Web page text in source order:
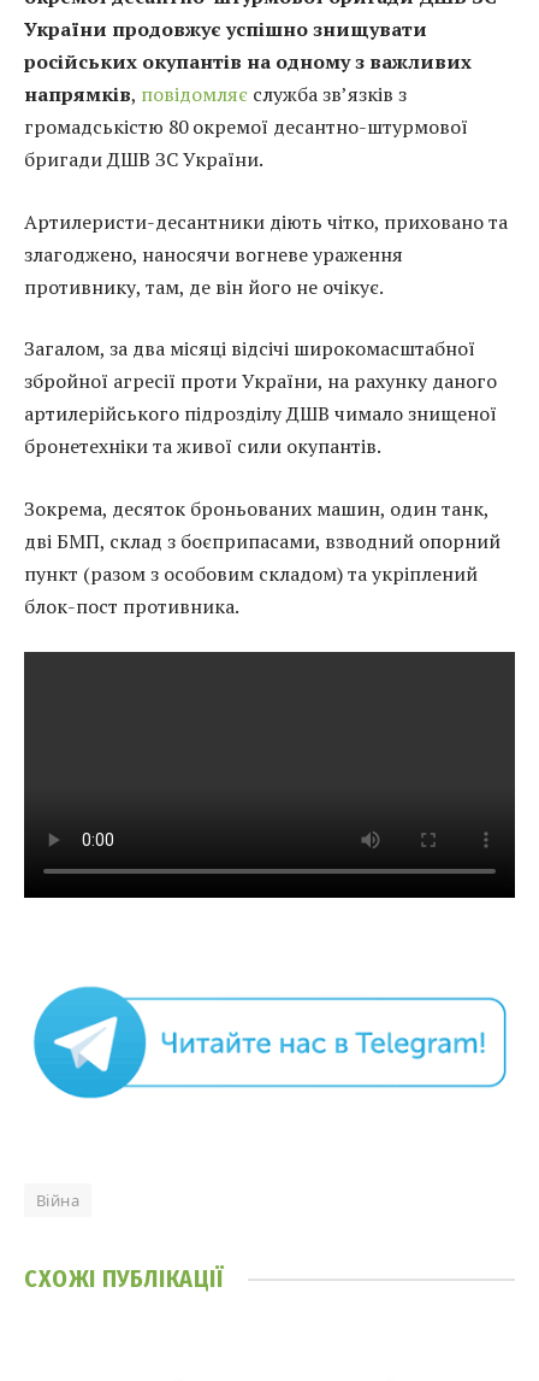
України продовжує успішно знищувати
російських окупантів на одному з важливих
напрямків, повідомляє служба зв’язків з
громадськістю 80 окремої десантно-штурмової
бригади ДШВ ЗС України.
Артилеристи-десантники діють чітко, приховано та
злагоджено, наносячи вогневе ураження
противнику, там, де він його не очікує.
Загалом, за два місяці відсічі широкомасштабної
збройної агресії проти України, на рахунку даного
артилерійського підрозділу ДШВ чимало знищеної
бронетехніки та живої сили окупантів.
Зокрема, десяток броньованих машин, один танк,
дві БМП, склад з боєприпасами, взводний опорний
пункт (разом з особовим складом) та укріплений
блок-пост противника.
Війна
СХОЖІ ПУБЛІКАЦІЇ